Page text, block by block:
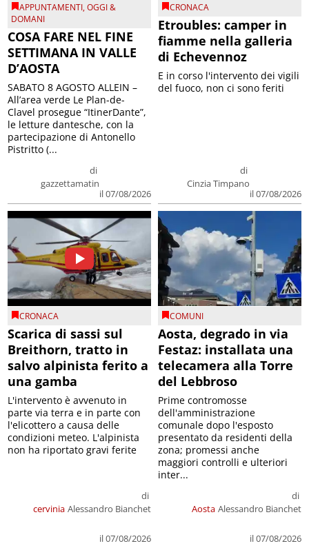
APPUNTAMENTI,OGGI &
DOMANI
COSA FARE NEL FINE
SETTIMANA IN VALLE
D’AOSTA
di
gazzettamatin
il 07/08/2026
SABATO 8 AGOSTO ALLEIN –
All’area verde Le Plan-de-
Clavel prosegue “ItinerDante”,
le letture dantesche, con la
partecipazione di Antonello
Pistritto (...
CRONACA
Etroubles: camper in
fiamme nella galleria
di Echevennoz
di
Cinzia Timpano
il 07/08/2026
E in corso l'intervento dei vigili
del fuoco, non ci sono feriti
CRONACA
Scarica di sassi sul
Breithorn, tratto in
salvo alpinista ferito a
una gamba
cervinia
di
Alessandro Bianchet
il 07/08/2026
L'intervento è avvenuto in
parte via terra e in parte con
l'elicottero a causa delle
condizioni meteo. L'alpinista
non ha riportato gravi ferite
COMUNI
Aosta, degrado in via
Festaz: installata una
telecamera alla Torre
del Lebbroso
Aosta
di
Alessandro Bianchet
il 07/08/2026
Prime contromosse
dell'amministrazione
comunale dopo l'esposto
presentato da residenti della
zona; promessi anche
maggiori controlli e ulteriori
inter...